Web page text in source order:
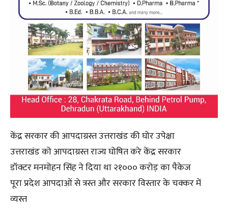
केंद्र सरकार की आपदाग्रस्त उत्तराखंड की घोर उपेक्षा
उत्तराखंड को आपदाग्रस्त राज्य घोषित करे केंद्र सरकार
डॉक्टर मनमोहन सिंह ने दिया था २१००० करोड़ का पैकेज
पूरा प्रदेश आपदाओं से त्रस्त और सरकार विस्तार के चक्कर में
व्यस्त